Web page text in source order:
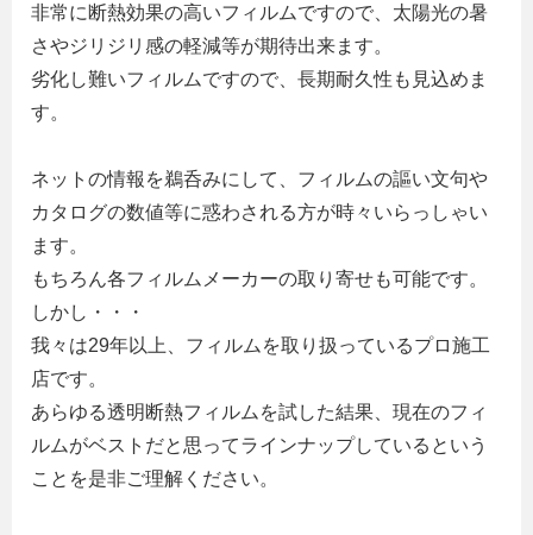
非常に断熱効果の高いフィルムですので、太陽光の暑
さやジリジリ感の軽減等が期待出来ます。
劣化し難いフィルムですので、長期耐久性も見込めま
す。
ネットの情報を鵜呑みにして、フィルムの謳い文句や
カタログの数値等に惑わされる方が時々いらっしゃい
ます。
もちろん各フィルムメーカーの取り寄せも可能です。
しかし・・・
我々は29年以上、フィルムを取り扱っているプロ施工
店です。
あらゆる透明断熱フィルムを試した結果、現在のフィ
ルムがベストだと思ってラインナップしているという
ことを是非ご理解ください。